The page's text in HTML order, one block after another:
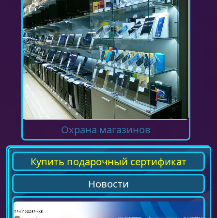
Охрана магазинов
Купить подарочный сертификат
Новости